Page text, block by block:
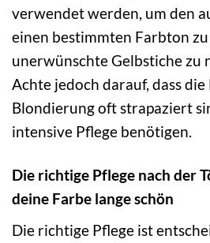
verwendet werden, um den
einen bestimmten Farbton
unerwünschte Gelbstiche zu
Achte jedoch darauf, dass
Blondierung oft strapaziert
intensive Pflege benötigen.
Die richtige Pflege nach der
deine Farbe lange schön
Die richtige Pflege ist